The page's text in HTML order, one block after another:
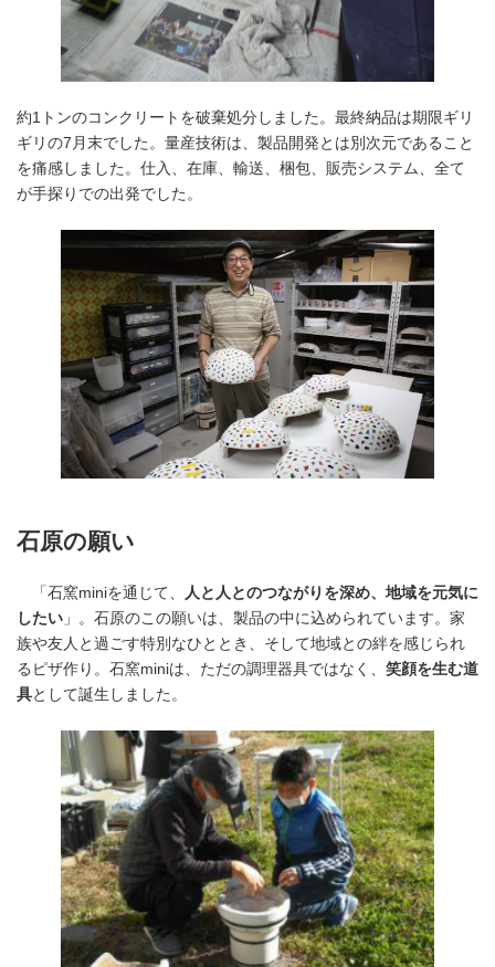
約1トンのコンクリートを破棄処分しました。最終納品は期限ギリ
ギリの7月末でした。量産技術は、製品開発とは別次元であること
を痛感しました。仕入、在庫、輸送、梱包、販売システム、全て
が手探りでの出発でした。
石原の願い
「石窯miniを通じて、
人と人とのつながりを深め、地域を元気に
したい 」。石原のこの願いは、製品の中に込められています。家
族や友人と過ごす特別なひととき、そして地域との絆を感じられ
るピザ作り。石窯miniは、ただの調理器具ではなく、 笑顔を生む道
具として誕生しました。